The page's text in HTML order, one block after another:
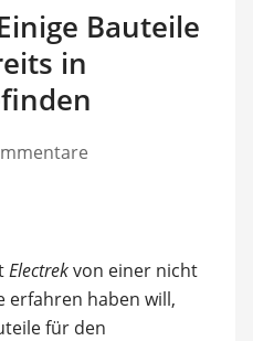
Bauteile
in
Electrekvon einer nicht
erfahren haben will,
für den